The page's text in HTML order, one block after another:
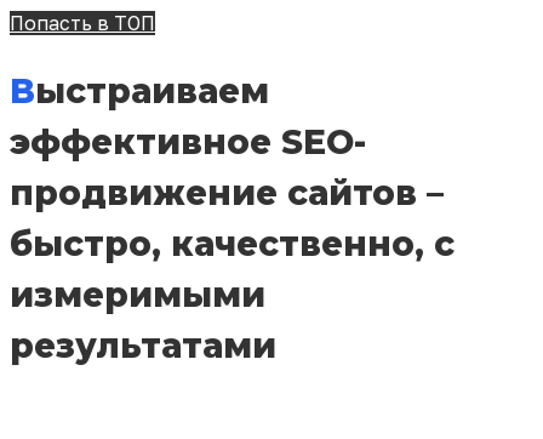
Попасть в ТОП
Выстраиваем
эффективное SEO-
продвижение сайтов –
быстро, качественно, с
измеримыми
результатами